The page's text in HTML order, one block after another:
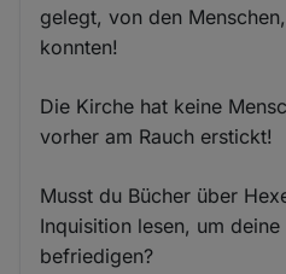
gelegt, von den
konnten!
Die Kirche hat keine
vorher am Rauch erstickt!
Musst du Bücher über
Inquisition lesen, um
befriedigen?